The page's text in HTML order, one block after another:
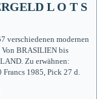
L O T S
verschiedenen modernen
BRASILIEN bis
Zu erwähnen:
Francs 1985, Pick 27 d.